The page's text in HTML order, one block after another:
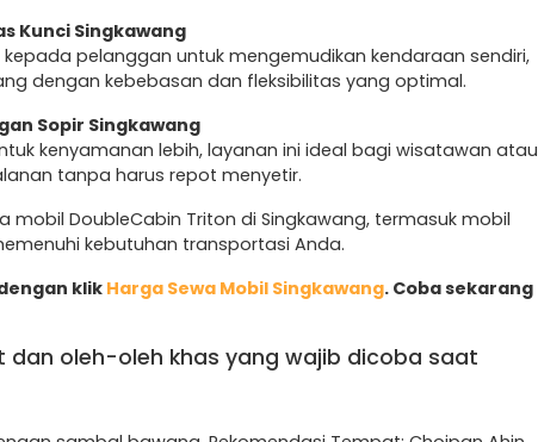
Kunci Singkawang
pelanggan untuk mengemudikan kendaraan sendiri,
dengan kebebasan dan fleksibilitas yang optimal.
Sopir Singkawang
kenyamanan lebih, layanan ini ideal bagi wisatawan atau
tanpa harus repot menyetir.
DoubleCabin Triton di Singkawang, termasuk mobil
kebutuhan transportasi Anda.
klik Harga Sewa Mobil Singkawang. Coba sekarang
dan oleh-oleh khas yang wajib dicoba saat